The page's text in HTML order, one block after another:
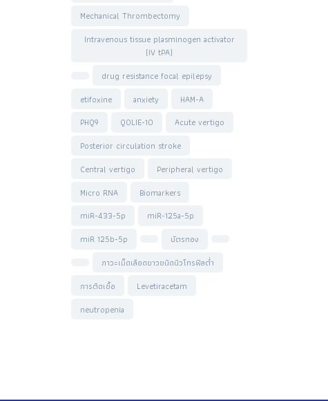
Mechanical Thrombectomy
Intravenous tissue plasminogen activator
(IV tPA)
drug resistance focal epilepsy
etifoxine
anxiety
HAM-A
PHQ9
QOLIE-10
Acute vertigo
Posterior circulation stroke
Central vertigo
Peripheral vertigo
Micro RNA
Biomarkers
miR-433-5p
miR-125a-5p
miR 125b-5p
บัตรทอง
ภาวะเม็ดเลือดขาวชนิดนิวโทรฟิลต่ำ
การติดเชื้อ
Levetiracetam
neutropenia